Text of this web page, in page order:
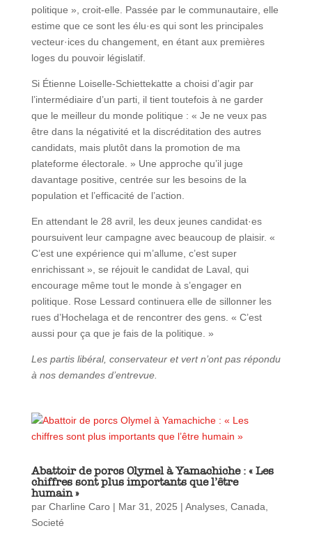
politique », croit-elle. Passée par le communautaire, elle
estime que ce sont les élu·es qui sont les principales
vecteur·ices du changement, en étant aux premières
loges du pouvoir législatif.
Si Étienne Loiselle-Schiettekatte a choisi d’agir par
l’intermédiaire d’un parti, il tient toutefois à ne garder
que le meilleur du monde politique : « Je ne veux pas
être dans la négativité et la discréditation des autres
candidats, mais plutôt dans la promotion de ma
plateforme électorale. » Une approche qu’il juge
davantage positive, centrée sur les besoins de la
population et l’efficacité de l’action.
En attendant le 28 avril, les deux jeunes candidat·es
poursuivent leur campagne avec beaucoup de plaisir. «
C’est une expérience qui m’allume, c’est super
enrichissant », se réjouit le candidat de Laval, qui
encourage même tout le monde à s’engager en
politique. Rose Lessard continuera elle de sillonner les
rues d’Hochelaga et de rencontrer des gens. « C’est
aussi pour ça que je fais de la politique. »
Les partis libéral, conservateur et vert n’ont pas répondu
à nos demandes d’entrevue.
Abattoir de porcs Olymel à Yamachiche : « Les
chiffres sont plus importants que l’être
humain »
par Charline Caro| Mar 31, 2025 | Analyses, Canada
Societé